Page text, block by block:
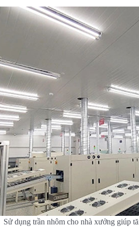
Sử dụng trần nhôm cho nhà xưởng giúp